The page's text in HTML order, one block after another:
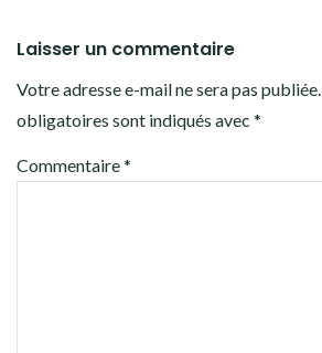
Laisser un commentaire
Votre adresse e-mail ne sera pas publiée.
obligatoires sont indiqués avec *
Commentaire*